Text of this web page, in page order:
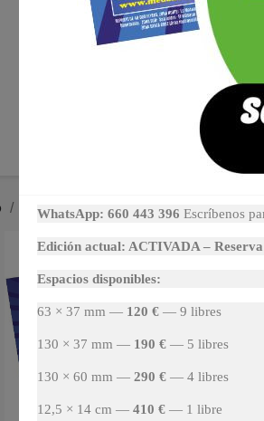
Servicios TU CUPONERO LA
WhatsApp: 660 443 396 Escríbenos
Edición actual: ACTIVADA –
Espacios disponibles:
63 × 37 mm — 120 € — 9 libres
130 × 37 mm — 190 € — 5 libres
130 × 60 mm — 290 € — 4 libres
12,5 × 14 cm — 410 € — 1 libre